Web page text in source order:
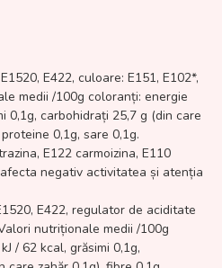
E422, culoare: E151, E102*,
medii /100g coloranți: energie
0,1g, carbohidrați 25,7 g (din care
0,1g, sare 0,1g.
E122 carmoizina, E110
negativ activitatea și atenția
E422, regulator de aciditate
nutriționale medii /100g
/ 62 kcal, grăsimi 0,1g,